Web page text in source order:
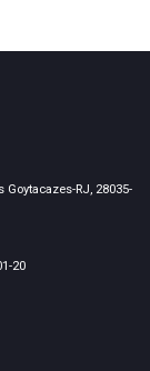
Goytacazes-RJ, 28035-
20